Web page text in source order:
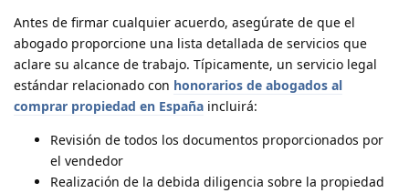
Antes de firmar cualquier acuerdo, asegúrate de que el
abogado proporcione una lista detallada de servicios que
aclare su alcance de trabajo. Típicamente, un servicio legal
estándar relacionado con honorarios de abogados al
comprar propiedad en España incluirá:
Revisión de todos los documentos proporcionados por
el vendedor
Realización de la debida diligencia sobre la propiedad